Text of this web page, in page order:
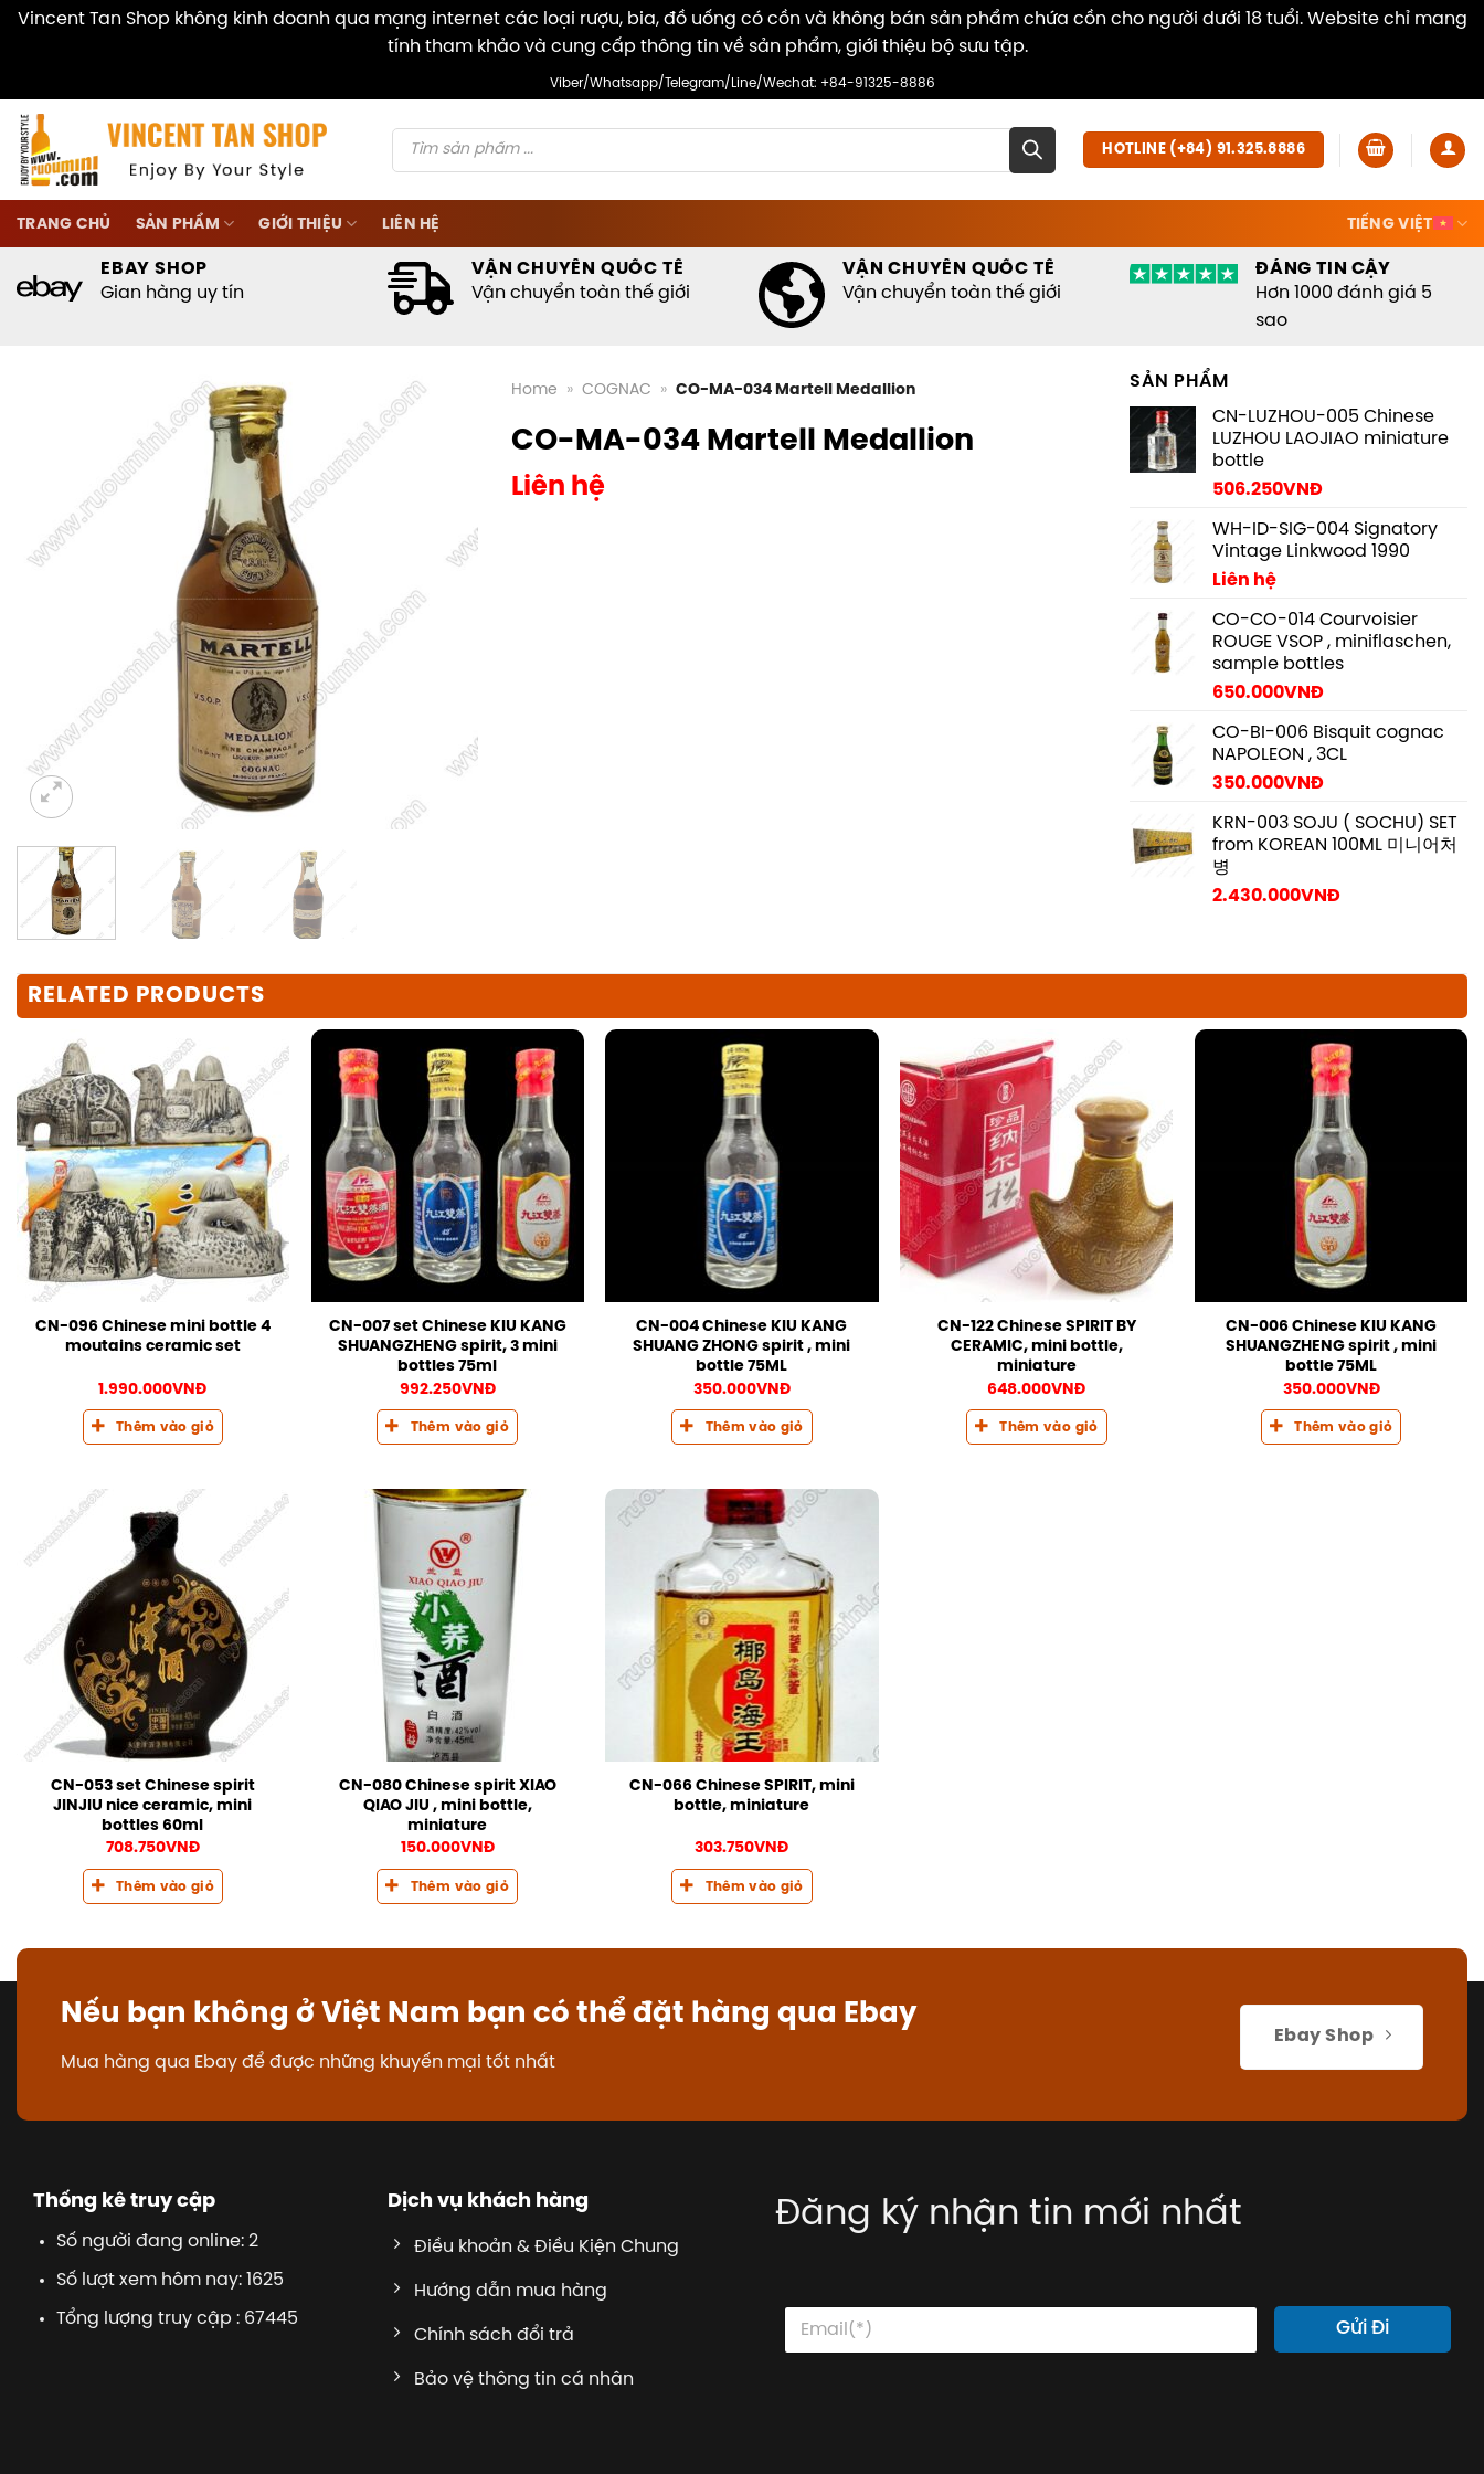
Vincent Tan Shop không kinh doanh qua mạng internet các loại rượu, bia, đồ uống có cồn và không bán sản phẩm chứa cồn cho người dưới 18 tuổi. Website chỉ mang
tính tham khảo và cung cấp thông tin về sản phẩm, giới thiệu bộ sưu tập.
content
Viber/Whatsapp/Telegram/Line/Wechat: +84-91325-8886
Products
search
HOTLINE (+84) 91.325.8886
TRANG CHỦ SẢN PHẨM GIỚI THIỆU LIÊN HỆ TIẾNG VIỆT
EBAY SHOP
Gian hàng uy tín
VẬN CHUYỂN QUỐC TẾ
Vận chuyển toàn thế giới
VẬN CHUYỂN QUỐC TẾ
Vận chuyển toàn thế giới
ĐÁNG TIN CẬY
Hơn 1000 đánh giá 5
sao
Home » COGNAC » CO-MA-034 Martell Medallion
CO-MA-034 Martell Medallion
Liên hệ
SẢN PHẨM
CN-LUZHOU-005 Chinese
LUZHOU LAOJIAO miniature
bottle
506.250VNĐ
WH-ID-SIG-004 Signatory
Vintage Linkwood 1990
Liên hệ
CO-CO-014 Courvoisier
ROUGE VSOP , miniflaschen,
sample bottles
650.000VNĐ
CO-BI-006 Bisquit cognac
NAPOLEON , 3CL
350.000VNĐ
KRN-003 SOJU ( SOCHU) SET
from KOREAN 100ML 미니어처
병
2.430.000VNĐ
RELATED PRODUCTS
CN-096 Chinese mini bottle 4
moutains ceramic set
1.990.000VNĐ
Thêm vào giỏ
CN-007 set Chinese KIU KANG
SHUANGZHENG spirit, 3 mini
bottles 75ml
992.250VNĐ
Thêm vào giỏ
CN-004 Chinese KIU KANG
SHUANG ZHONG spirit , mini
bottle 75ML
350.000VNĐ
Thêm vào giỏ
CN-122 Chinese SPIRIT BY
CERAMIC, mini bottle,
miniature
648.000VNĐ
Thêm vào giỏ
CN-006 Chinese KIU KANG
SHUANGZHENG spirit , mini
bottle 75ML
350.000VNĐ
Thêm vào giỏ
CN-053 set Chinese spirit
JINJIU nice ceramic, mini
bottles 60ml
708.750VNĐ
Thêm vào giỏ
CN-080 Chinese spirit XIAO
QIAO JIU , mini bottle,
miniature
150.000VNĐ
Thêm vào giỏ
CN-066 Chinese SPIRIT, mini
bottle, miniature
303.750VNĐ
Thêm vào giỏ
Nếu bạn không ở Việt Nam bạn có thể đặt hàng qua Ebay
Mua hàng qua Ebay để được những khuyến mại tốt nhất
Ebay Shop
Thống kê truy cập
Số người đang online: 2
Số lượt xem hôm nay: 1625
Tổng lượng truy cập : 67445
Dịch vụ khách hàng
Điều khoản & Điều Kiện Chung
Hướng dẫn mua hàng
Chính sách đổi trả
Bảo vệ thông tin cá nhân
Đăng ký nhận tin mới nhất
E
a
Gửi Đi